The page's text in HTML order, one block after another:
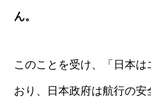
ん。
このことを受け、「日本
おり、日本政府は航行の安